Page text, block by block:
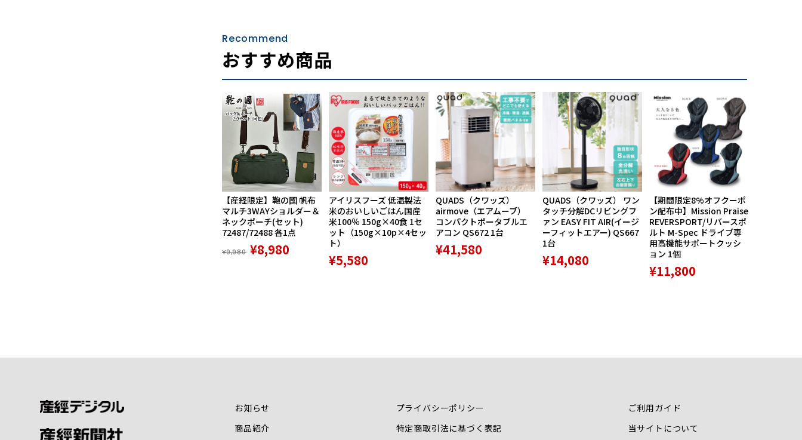
Recommend
おすすめ商品
【産経限定】鞄の國 帆布
マルチ3WAYショルダー＆
ネックポーチ(セット)
72487/72488 各1点
¥9,980 ¥8,980
アイリスフーズ 低温製法
米のおいしいごはん国産
米100％ 150g×40食 1セ
ット（150g×10p×4セッ
ト）
¥5,580
QUADS（クワッズ）
airmove（エアムーブ）
コンパクトポータブルエ
アコン QS672 1台
¥41,580
QUADS（クワッズ） ワン
タッチ分解DCリビングフ
ァン EASY FIT AIR(イージ
ーフィットエアー) QS667
1台
¥14,080
【期間限定8%オフクーポ
ン配布中】Mission Praise
REVERSPORT/リバースポ
ルト M-Spec ドライブ専
用高機能サポートクッシ
ョン 1個
¥11,800
お知らせ
商品紹介
プライバシーポリシー
特定商取引法に基づく表記
ご利用ガイド
当サイトについて